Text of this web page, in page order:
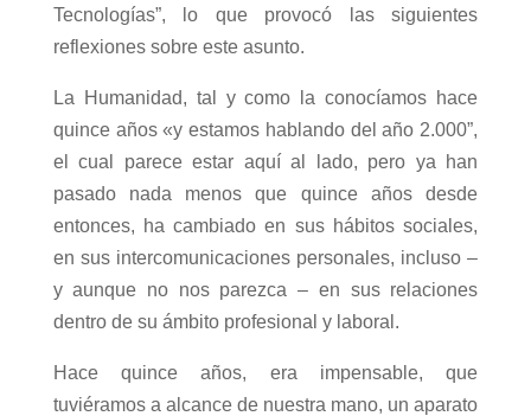
Tecnologías”, lo que provocó las siguientes
reflexiones sobre este asunto.
La Humanidad, tal y como la conocíamos hace
quince años «y estamos hablando del año 2.000”,
el cual parece estar aquí al lado, pero ya han
pasado nada menos que quince años desde
entonces, ha cambiado en sus hábitos sociales,
en sus intercomunicaciones personales, incluso –
y aunque no nos parezca – en sus relaciones
dentro de su ámbito profesional y laboral.
Hace quince años, era impensable, que
tuviéramos a alcance de nuestra mano, un aparato